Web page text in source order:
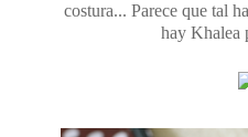
costura... Parece que tal
hay Khalea